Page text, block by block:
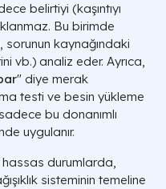
belirtiyi (kaşıntıyı
Bu birimde
, sorunun kaynağındaki
vb.) analiz eder. Ayrıca,
" diye merak
testi ve besin yükleme
bu donanımlı
uygulanır.
durumlarda,
sisteminin temeline